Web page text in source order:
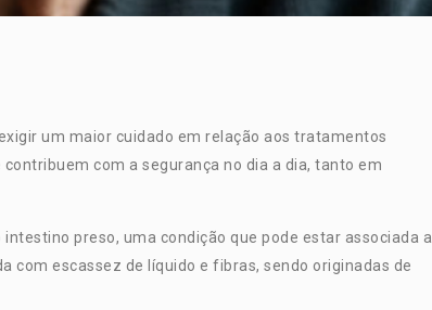
um maior cuidado em relação aos tratamentos
com a segurança no dia a dia, tanto em
preso, uma condição que pode estar associada a
com escassez de líquido e fibras, sendo originadas de